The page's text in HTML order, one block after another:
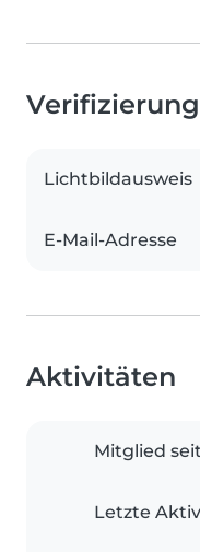
Lichtbildausweis
E-Mail-Adresse
Aktivitäten
Mitglied seit
Letzte